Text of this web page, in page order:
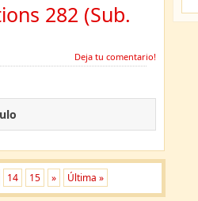
282 (Sub.
Deja tu comentario!
14 15 » Última »